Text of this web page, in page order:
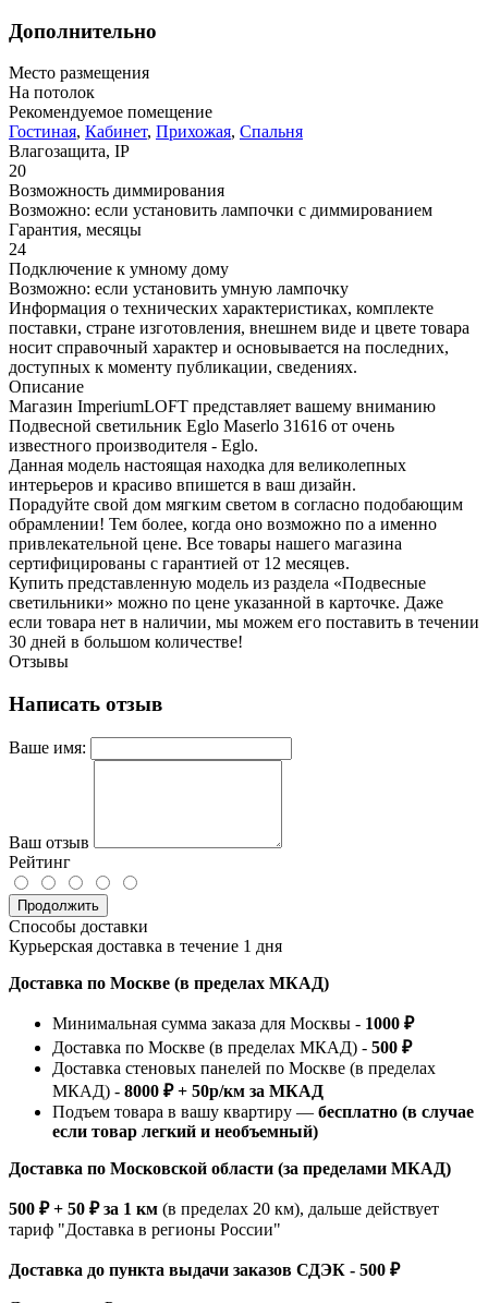
Дополнительно
Место размещения
На потолок
Рекомендуемое помещение
Гостиная, Кабинет, Прихожая, Спальня
Влагозащита, IP
20
Возможность диммирования
Возможно: если установить лампочки с диммированием
Гарантия, месяцы
24
Подключение к умному дому
Возможно: если установить умную лампочку
Информация о технических характеристиках, комплекте
поставки, стране изготовления, внешнем виде и цвете товара
носит справочный характер и основывается на последних,
доступных к моменту публикации, сведениях.
Описание
Магазин ImperiumLOFT представляет вашему вниманию
Подвесной светильник Eglo Maserlo 31616 от очень
известного производителя - Eglo.
Данная модель настоящая находка для великолепных
интерьеров и красиво впишется в ваш дизайн.
Порадуйте свой дом мягким светом в согласно подобающим
обрамлении! Тем более, когда оно возможно по а именно
привлекательной цене. Все товары нашего магазина
сертифицированы с гарантией от 12 месяцев.
Купить представленную модель из раздела «Подвесные
светильники» можно по цене указанной в карточке. Даже
если товара нет в наличии, мы можем его поставить в течении
30 дней в большом количестве!
Отзывы
Написать отзыв
Ваше имя:
Ваш отзыв
Рейтинг
Продолжить
Способы доставки
Курьерская доставка в течение 1 дня
Доставка по Москве (в пределах МКАД)
Минимальная сумма заказа для Москвы - 1000 ₽
Доставка по Москве (в пределах МКАД) - 500 ₽
Доставка стеновых панелей по Москве (в пределах
МКАД) - 8000 ₽ + 50р/км за МКАД
Подъем товара в вашу квартиру — бесплатно (в случае
если товар легкий и необъемный)
Доставка по Московской области (за пределами МКАД)
500 ₽ + 50 ₽ за 1 км (в пределах 20 км), дальше действует
тариф "Доставка в регионы России"
Доставка до пункта выдачи заказов СДЭК - 500 ₽